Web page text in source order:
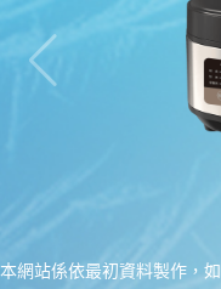
本網站係依最初資料製作，